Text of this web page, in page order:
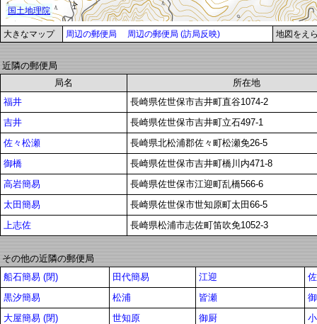
大きなマップ 周辺の郵便局 周辺の郵便局 (訪局反映) 地図をえ
近隣の郵便局
局名
所在地
福井
長崎県佐世保市吉井町直谷1074-2
吉井
長崎県佐世保市吉井町立石497-1
佐々松瀬
長崎県北松浦郡佐々町松瀬免26-5
御橋
長崎県佐世保市吉井町橋川内471-8
高岩簡易
長崎県佐世保市江迎町乱橋566-6
太田簡易
長崎県佐世保市世知原町太田66-5
上志佐
長崎県松浦市志佐町笛吹免1052-3
その他の近隣の郵便局
船石簡易 (閉)
田代簡易 江迎
黒汐簡易
松浦 皆瀬
大屋簡易 (閉)
世知原 御厨